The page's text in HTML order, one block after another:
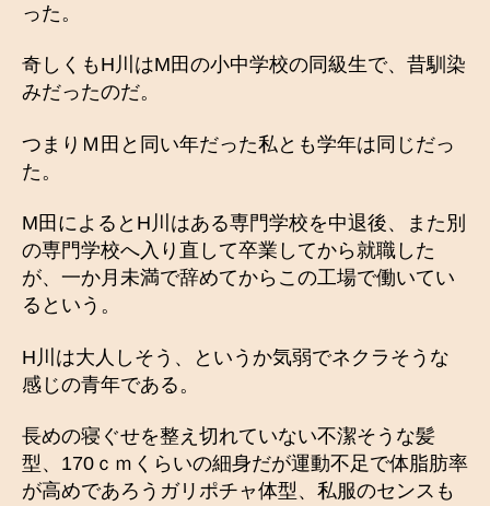
った。
奇しくもH川はM田の小中学校の同級生で、昔馴染
みだったのだ。
つまりＭ田と同い年だった私とも学年は同じだっ
た。
M田によるとH川はある専門学校を中退後、また別
の専門学校へ入り直して卒業してから就職した
が、一か月未満で辞めてからこの工場で働いてい
るという。
H川は大人しそう、というか気弱でネクラそうな
感じの青年である。
長めの寝ぐせを整え切れていない不潔そうな髪
型、170ｃｍくらいの細身だが運動不足で体脂肪率
が高めであろうガリポチャ体型、私服のセンスも